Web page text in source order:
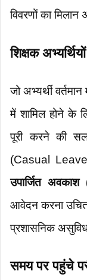
विवरणों का
शिक्षक
जो अभ्यर्थी वर्तमान
में शामिल होने के
पूरी करने की
(Casual
उपार्जित
आवेदन करना उचित
प्रशासनिक
समय पर पहुंचे